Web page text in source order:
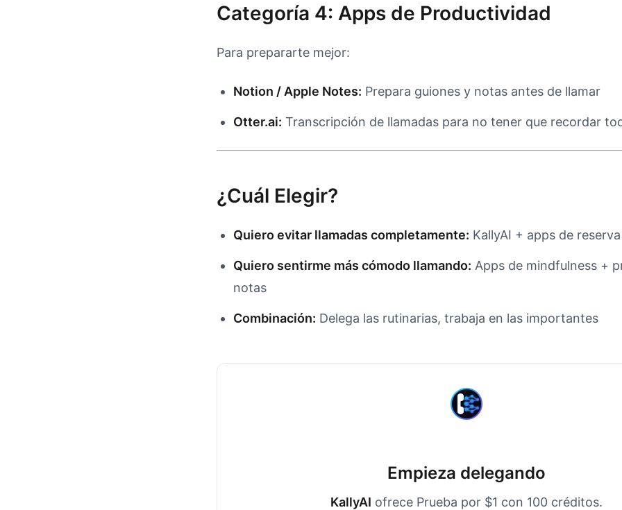
Categoría 4: Apps de Productividad
Para prepararte mejor:
Notion / Apple Notes: Prepara guiones y notas antes de llamar
Otter.ai: Transcripción de llamadas para no tener que recordar
¿Cuál Elegir?
Quiero evitar llamadas completamente: KallyAI + apps de
Quiero sentirme más cómodo llamando: Apps de mindfulness +
notas
Combinación: Delega las rutinarias, trabaja en las importantes
Empieza delegando
KallyAI ofrece Prueba por $1 con 100 créditos.